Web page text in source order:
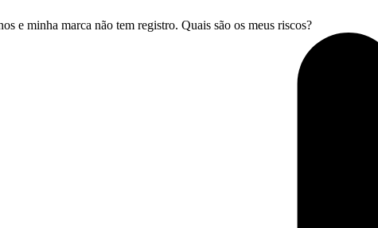
e minha marca não tem registro. Quais são os meus riscos?